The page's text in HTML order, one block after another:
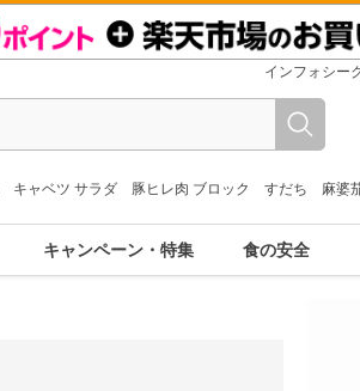
インフォシー
キャベツ サラダ 豚ヒレ肉 ブロック すだち 麻婆
キャンペーン・特集 食の安全